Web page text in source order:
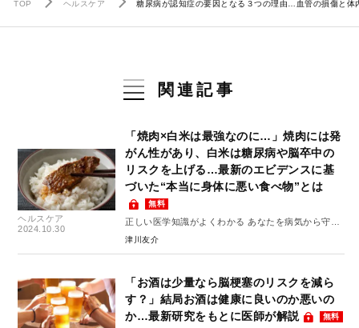
TOP ヘルスケア 糖尿病が認知症の要因となる３つの理由…血管の損傷と体
関連記事
ヘルスケア
2024.10.30
「焼肉×白米は最強なのに…」焼肉には発
がん性があり、白米は糖尿病や脳卒中の
リスクを上げる…最新のエビデンスに基
づいた“本当に身体に悪い食べ物”とは
無料
正しい医学知識がよくわかる あなたを病気から守る
10のルール #1
津川友介
「お酒は少量なら脳梗塞のリスクを減ら
す？」結局お酒は健康に良いのか悪いの
か…最新研究をもとに医師が解説
無料